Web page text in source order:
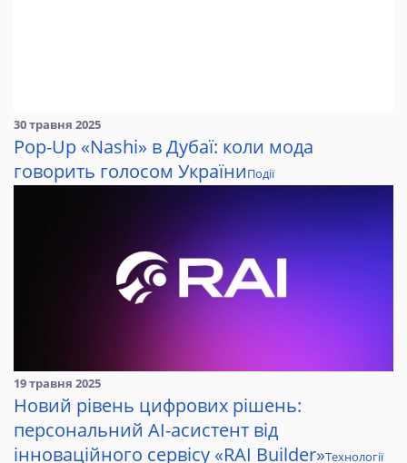
30 травня 2025
Pop-Up «Nashi» в Дубаї: коли мода
говорить голосом УкраїниПодії
19 травня 2025
Новий рівень цифрових рішень:
персональний AI-асистент від
інноваційного сервісу «RAI Builder»Технології